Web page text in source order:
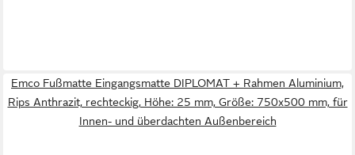
Emco Fußmatte Eingangsmatte DIPLOMAT + Rahmen Aluminium,
Rips Anthrazit, rechteckig, Höhe: 25 mm, Größe: 750x500 mm, für
Innen- und überdachten Außenbereich